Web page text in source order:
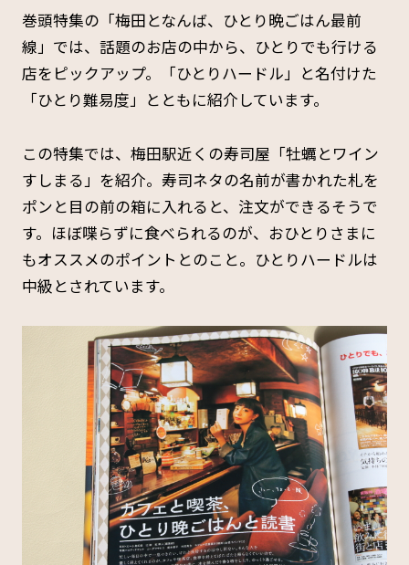
巻頭特集の「梅田となんば、ひとり晩ごはん最前
線」では、話題のお店の中から、ひとりでも行ける
店をピックアップ。「ひとりハードル」と名付けた
「ひとり難易度」とともに紹介しています。
この特集では、梅田駅近くの寿司屋「牡蠣とワイン
すしまる」を紹介。寿司ネタの名前が書かれた札を
ポンと目の前の箱に入れると、注文ができるそうで
す。ほぼ喋らずに食べられるのが、おひとりさまに
もオススメのポイントとのこと。ひとりハードルは
中級とされています。